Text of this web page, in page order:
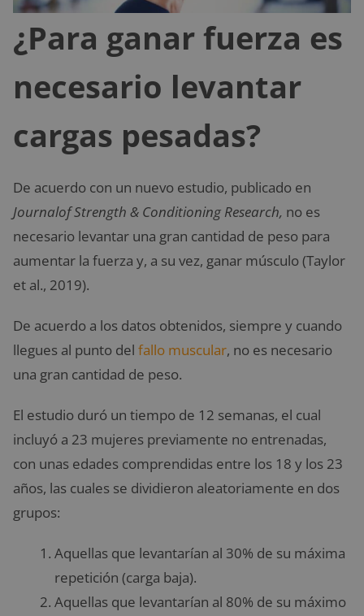
¿Para ganar fuerza es
necesario levantar
cargas pesadas?
De acuerdo con un nuevo estudio, publicado en
Journalof Strength & Conditioning Research, no es
necesario levantar una gran cantidad de peso para
aumentar la fuerza y, a su vez, ganar músculo (Taylor
et al., 2019).
De acuerdo a los datos obtenidos, siempre y cuando
llegues al punto del fallo muscular, no es necesario
una gran cantidad de peso.
El estudio duró un tiempo de 12 semanas, el cual
incluyó a 23 mujeres previamente no entrenadas,
con unas edades comprendidas entre los 18 y los 23
años, las cuales se dividieron aleatoriamente en dos
grupos:
Aquellas que levantarían al 30% de su máxima
repetición (carga baja).
Aquellas que levantarían al 80% de su máximo